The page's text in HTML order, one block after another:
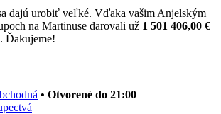
dajú urobiť veľké. Vďaka vašim Anjelským
na Martinuse darovali už 1 501 406,00 €
. Ďakujeme!
• Otvorené do 21:00